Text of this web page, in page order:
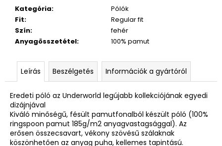
Kategória:
Pólók
Fit:
Regular fit
Szín:
fehér
Anyagösszetétel: 100% pamut
Leírás Beszélgetés Információk a gyártóról
Eredeti póló az Underworld legújabb kollekciójának egyedi
dizájnjával
Kiváló minőségű, fésült pamutfonalból készült póló (100%
ringspoon pamut 185g/m2 anyagvastagsággal). Az
erősen összecsavart, vékony szövésű szálaknak
köszönhetően az anyag puha, kellemes tapintású.